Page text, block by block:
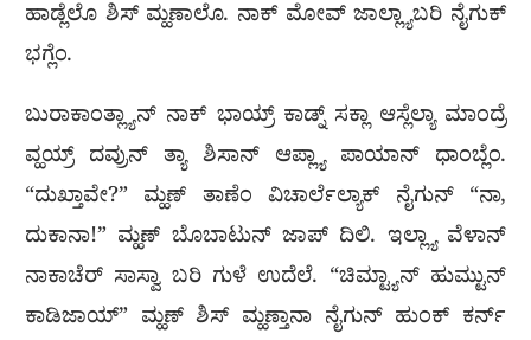
ಹಾಡ್ಲೆಲೊ ಶಿಸ್ ಮ್ಹಣಾಲೊ. ನಾಕ್ ಮೋವ್ ಜಾಲ್ಲ್ಯಾಬರಿ ನೈಗುಕ್
ಭಗ್ಲೆಂ.
ಬುರಾಕಾಂತ್ಲ್ಯಾನ್ ನಾಕ್ ಭಾಯ್ರ್ ಕಾಡ್ನ್ ಸಕ್ಲಾ ಆಸ್ಲೆಲ್ಯಾ ಮಾಂದ್ರೆ
ವ್ಹಯ್ರ್ ದವ್ರುನ್ ತ್ಯಾ ಶಿಸಾನ್ ಆಪ್ಲ್ಯಾ ಪಾಯಾನ್ ಧಾಂಬ್ಲೆಂ.
“ದುಖ್ತಾವೇ?” ಮ್ಹಣ್ ತಾಣೆಂ ವಿಚಾರ್ಲೆಲ್ಯಾಕ್ ನೈಗುನ್ “ನಾ,
ದುಕಾನಾ!” ಮ್ಹಣ್ ಬೊಬಾಟುನ್ ಜಾಪ್ ದಿಲಿ. ಇಲ್ಲ್ಯಾ ವೆಳಾನ್
ನಾಕಾಚೆರ್ ಸಾಸ್ವಾ ಬರಿ ಗುಳೆ ಉದೆಲೆ. “ಚಿಮ್ಟ್ಯಾನ್ ಹುಮ್ಟುನ್
ಕಾಡಿಜಾಯ್” ಮ್ಹಣ್ ಶಿಸ್ ಮ್ಹಣ್ತಾನಾ ನೈಗುನ್ ಹುಂಕ್ ಕರ್ನ್